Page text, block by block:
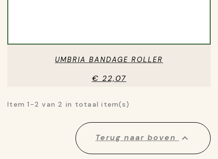
UMBRIA BANDAGE ROLLER
€ 22,07
Item 1-2 van 2 in totaal item(s)
Terug naar boven 